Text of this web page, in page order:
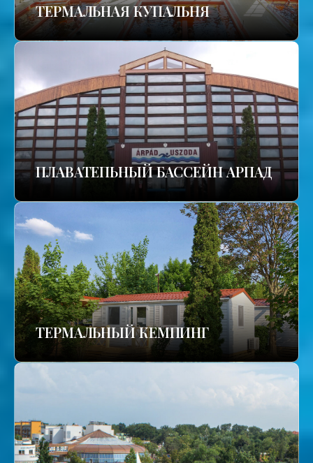
TЕРМАЛЬНАЯ КУПАЛЬНЯ
ПЛАВАТЕПЬНЫЙ БАССЕЙН АРПАД
ТЕРМАЛЬНЫЙ КЕМПИНГ